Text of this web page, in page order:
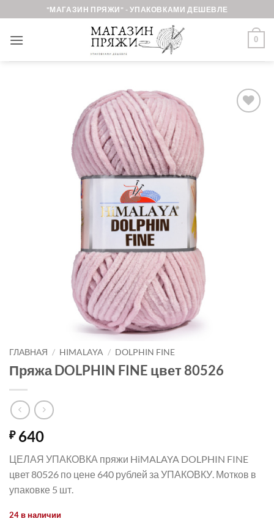
to
content
"МАГАЗИН ПРЯЖИ" - УПАКОВКАМИ ДЕШЕВЛЕ
0
ГЛАВНАЯ / HIMALAYA / DOLPHIN FINE
Пряжа DOLPHIN FINE цвет 80526
₽640
ЦЕЛАЯ УПАКОВКА пряжи HiMALAYA DOLPHIN FINE
цвет 80526 по цене 640 рублей за УПАКОВКУ. Мотков в
упаковке 5 шт.
24 в наличии